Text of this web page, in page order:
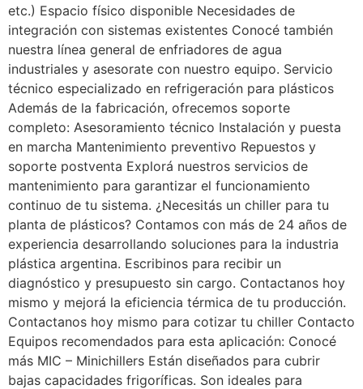
etc.) Espacio físico disponible Necesidades de
integración con sistemas existentes Conocé también
nuestra línea general de enfriadores de agua
industriales y asesorate con nuestro equipo. Servicio
técnico especializado en refrigeración para plásticos
Además de la fabricación, ofrecemos soporte
completo: Asesoramiento técnico Instalación y puesta
en marcha Mantenimiento preventivo Repuestos y
soporte postventa Explorá nuestros servicios de
mantenimiento para garantizar el funcionamiento
continuo de tu sistema. ¿Necesitás un chiller para tu
planta de plásticos? Contamos con más de 24 años de
experiencia desarrollando soluciones para la industria
plástica argentina. Escribinos para recibir un
diagnóstico y presupuesto sin cargo. Contactanos hoy
mismo y mejorá la eficiencia térmica de tu producción.
Contactanos hoy mismo para cotizar tu chiller Contacto
Equipos recomendados para esta aplicación: Conocé
más MIC – Minichillers Están diseñados para cubrir
bajas capacidades frigoríficas. Son ideales para